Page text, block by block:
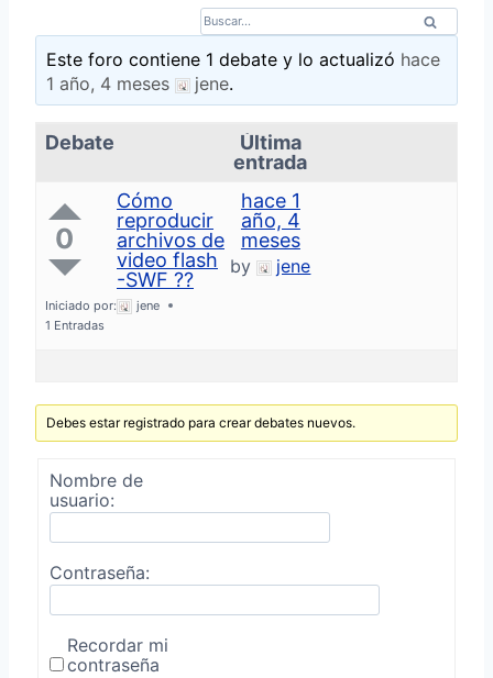
B
u
s
a
Este foro contiene 1 debate y lo actualizó hace
1 año, 4 meses
jene.
Debate
Última
entrada
0
Cómo
reproducir
archivos de
video flash
-SWF ??
Iniciado por:
jene
1 Entradas
hace 1
año, 4
meses
by jene
Debes estar registrado para crear debates nuevos.
Nombre de
usuario:
Contraseña:
Recordar mi
contraseña